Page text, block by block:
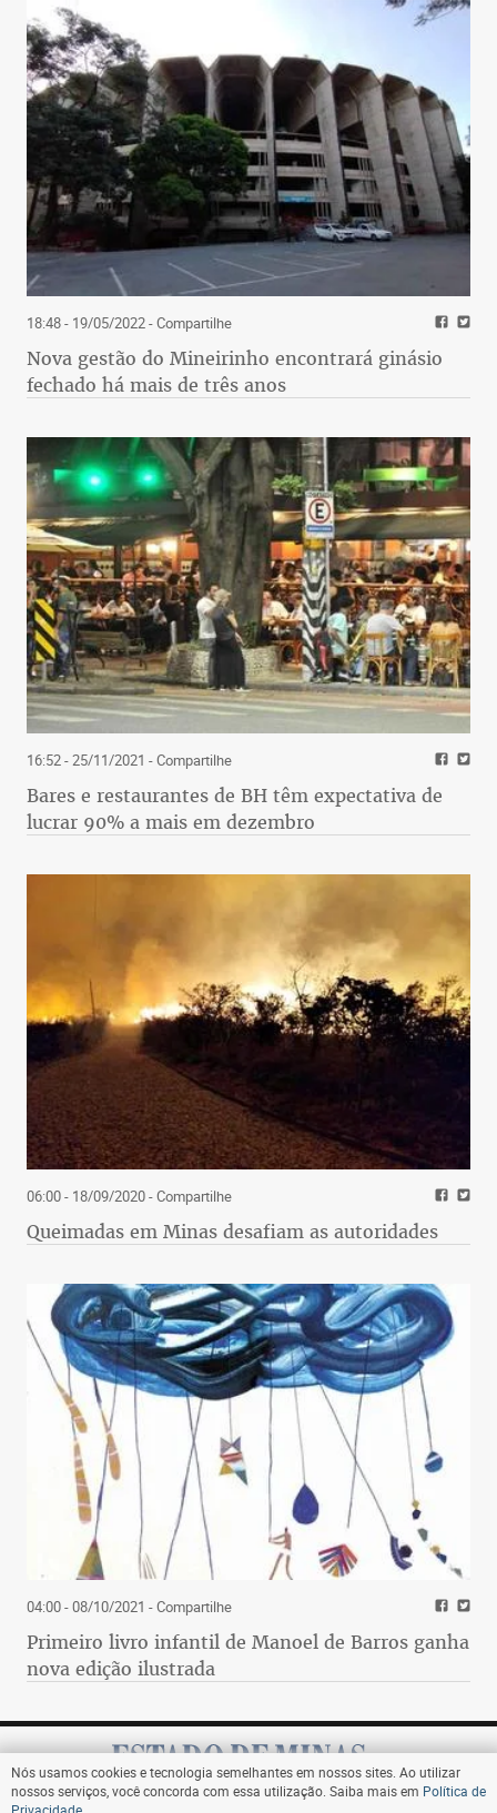
18:48 - 19/05/2022- Compartilhe
Nova gestão do Mineirinho encontrará ginásio
fechado há mais de três anos
16:52 - 25/11/2021 - Compartilhe
Bares e restaurantes de BH têm expectativa de
lucrar 90% a mais em dezembro
06:00 - 18/09/2020- Compartilhe
Queimadas em Minas desafiam as autoridades
04:00 - 08/10/2021 - Compartilhe
Primeiro livro infantil de Manoel de Barros ganha
nova edição ilustrada
Nós usamos cookies e tecnologia semelhantes em nossos sites. Ao utilizar
nossos serviços, você concorda com essa utilização. Saiba mais em Política de